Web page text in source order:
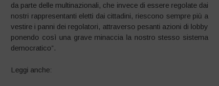
da parte delle multinazionali, che invece di essere regolate dai
nostri rappresentanti eletti dai cittadini, riescono sempre più a
vestire i panni dei regolatori, attraverso pesanti azioni di lobby
ponendo così una grave minaccia la nostro stesso sistema
democratico”.
Leggi anche: